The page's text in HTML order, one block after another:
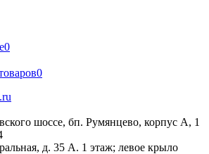
0
0
шоссе, бп. Румянцево, корпус А, 1
д. 35 А. 1 этаж; левое крыло